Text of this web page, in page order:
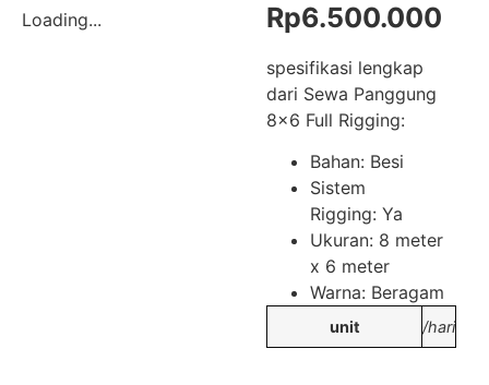
Loading...
Rp6.500.000
spesifikasi lengkap
dari Sewa Panggung
8×6 Full Rigging:
Bahan: Besi
Sistem
Rigging: Ya
Ukuran: 8 meter
x 6 meter
Warna: Beragam
unit /hari